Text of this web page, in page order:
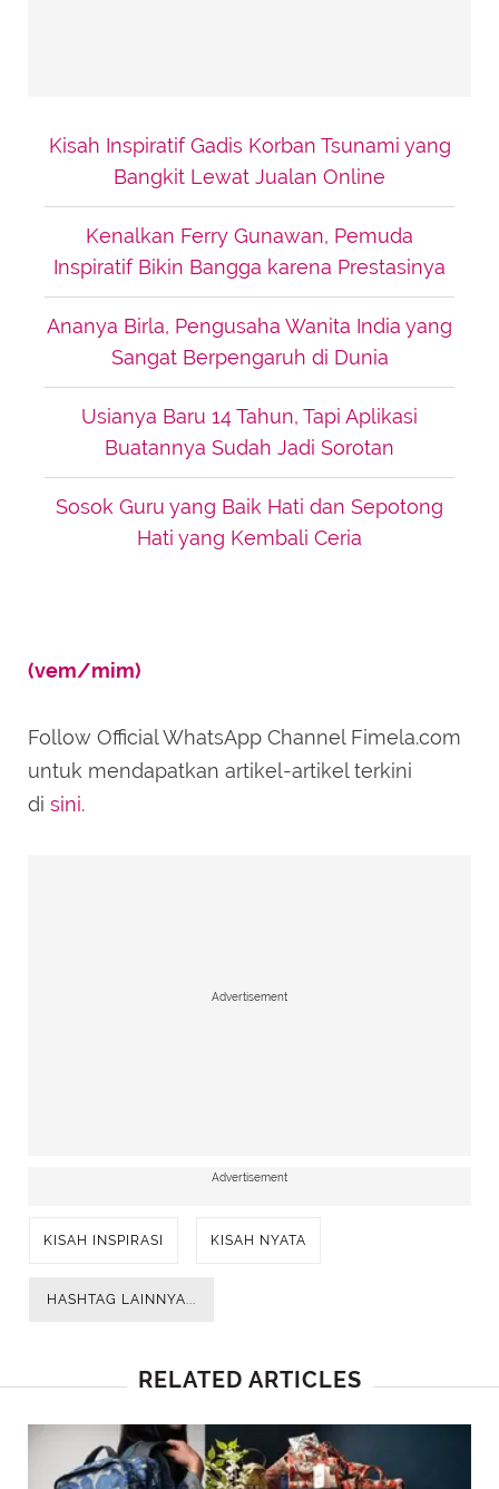
Kisah Inspiratif Gadis Korban Tsunami yang
Bangkit Lewat Jualan Online
Kenalkan Ferry Gunawan, Pemuda
Inspiratif Bikin Bangga karena Prestasinya
Ananya Birla, Pengusaha Wanita India yang
Sangat Berpengaruh di Dunia
Usianya Baru 14 Tahun, Tapi Aplikasi
Buatannya Sudah Jadi Sorotan
Sosok Guru yang Baik Hati dan Sepotong
Hati yang Kembali Ceria
(vem/mim)
Follow Official WhatsApp Channel Fimela.com
untuk mendapatkan artikel-artikel terkini
di sini.
Advertisement
Advertisement
KISAH INSPIRASI KISAH NYATA
HASHTAG LAINNYA...
RELATED ARTICLES